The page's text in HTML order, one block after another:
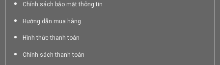
Chính sách bảo mật thông tin
Hướng dẫn mua hàng
Hình thức thanh toán
Chính sách thanh toán